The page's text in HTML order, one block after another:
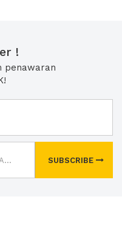
!
penawaran
SUBSCRIBE